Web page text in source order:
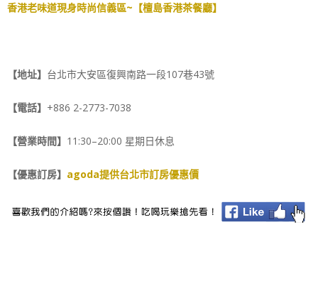
香港老味道現身時尚信義區~【檀島香港茶餐廳】
【地址】 台北市大安區復興南路一段107巷43號
【電話】 +886 2-2773-7038
【營業時間】 11:30–20:00 星期日休息
【優惠訂房】 agoda提供台北市訂房優惠價